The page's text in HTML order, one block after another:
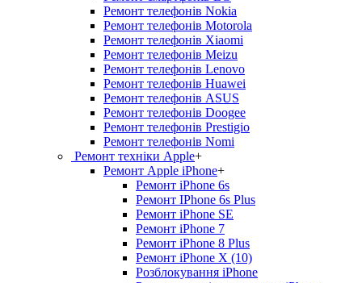
Ремонт телефонів Nokia
Ремонт телефонів Motorola
Ремонт телефонів Xiaomi
Ремонт телефонів Meizu
Ремонт телефонів Lenovo
Ремонт телефонів Huawei
Ремонт телефонів ASUS
Ремонт телефонів Doogee
Ремонт телефонів Prestigio
Ремонт телефонів Nomi
Ремонт техніки Apple+
Ремонт Apple iPhone+
Ремонт iPhone 6s
Ремонт IPhone 6s Plus
Ремонт iPhone SE
Ремонт iPhone 7
Ремонт iPhone 8 Plus
Ремонт iPhone X (10)
Розблокування iPhone